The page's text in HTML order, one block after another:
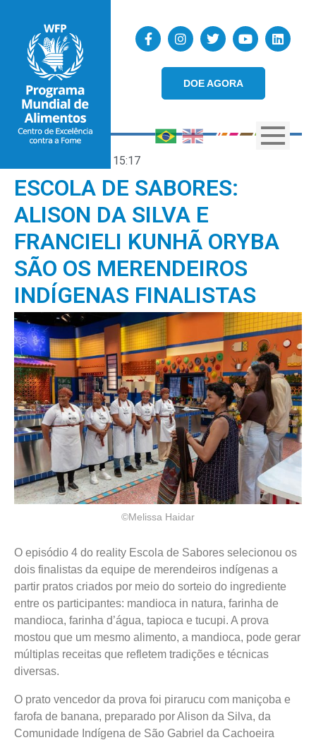
DOE AGORA
15:17
ESCOLA DE SABORES:
ALISON DA SILVA E
FRANCIELI KUNHÃ ORYBA
SÃO OS MERENDEIROS
INDÍGENAS FINALISTAS
©Melissa Haidar
O episódio 4 do reality Escola de Sabores selecionou os
dois finalistas da equipe de merendeiros indígenas a
partir pratos criados por meio do sorteio do ingrediente
entre os participantes: mandioca in natura, farinha de
mandioca, farinha d’água, tapioca e tucupi. A prova
mostou que um mesmo alimento, a mandioca, pode gerar
múltiplas receitas que refletem tradições e técnicas
diversas.
O prato vencedor da prova foi pirarucu com maniçoba e
farofa de banana, preparado por Alison da Silva, da
Comunidade Indígena de São Gabriel da Cachoeira